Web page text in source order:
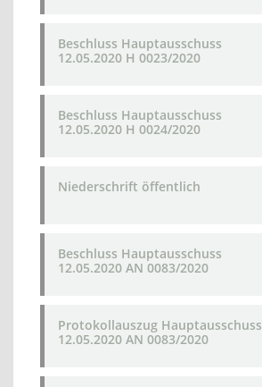
Beschluss Hauptausschuss
12.05.2020 H 0023/2020
Beschluss Hauptausschuss
12.05.2020 H 0024/2020
Niederschrift öffentlich
Beschluss Hauptausschuss
12.05.2020 AN 0083/2020
Protokollauszug Hauptausschuss
12.05.2020 AN 0083/2020